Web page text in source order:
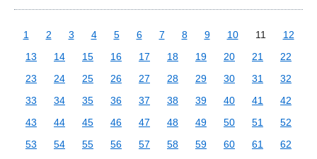
1 2 3 4 5 6 7 8 9 10 11
12
13
14 15 16 17 18 19 20 21
22
23
24 25 26 27 28 29 30 31
32
33
34 35 36 37 38 39 40 41
42
43
44 45 46 47 48 49 50 51
52
53
54 55 56 57 58 59 60 61
62